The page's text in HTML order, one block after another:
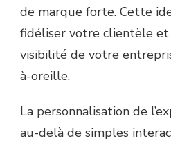
de marque forte. Cette
fidéliser votre clientèle
visibilité de votre
à-oreille.
La personnalisation de
au-delà de simples